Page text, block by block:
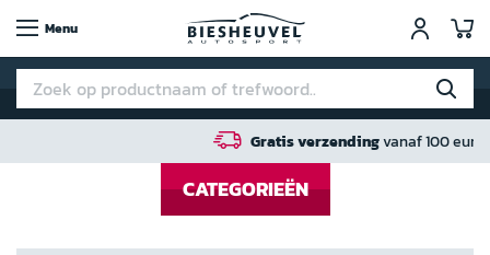
Menu
Gratis verzendingvanaf 100 euro in NL / BE / DE
CATEGORIEËN